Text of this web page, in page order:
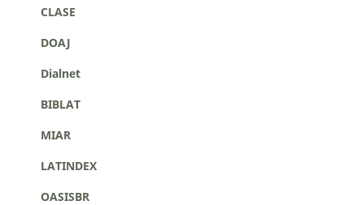
CLASE
DOAJ
Dialnet
BIBLAT
MIAR
LATINDEX
OASISBR